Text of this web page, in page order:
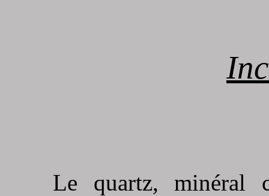
Le quartz, minéral